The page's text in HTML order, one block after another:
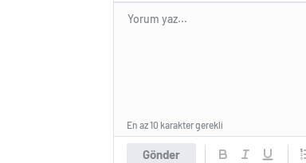
Gönder
En az 10 karakter gerekli